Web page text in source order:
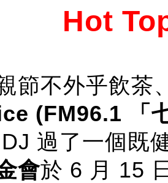
Hot
節不外乎飲
(FM96.1 「
過了一個既
會於 6 月 15